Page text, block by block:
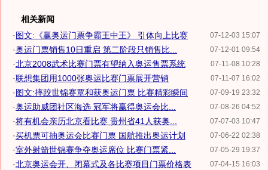
相关新闻
07-12-03 15:07
·图文:《赢奥运门票争霸王中王》 引体向上比赛
07-12-01 09:54
·奥运门票销售10日重启 第二阶段只销售比...
07-11-08 10:28
·北京2008武术比赛门票有望纳入奥运售票系统
07-11-07 16:02
·联想集团用1000张奥运比赛门票展开营销
07-09-19 23:32
·图文:摔跤世锦赛覃和获奥运门票 比赛精彩瞬间
07-08-26 04:52
·奥运助威团社区海选 冠军将赢得奥运会比...
07-07-03 10:47
·将有机会亲历北京看比赛 贵州省41人获奥...
07-06-22 02:38
·买机票可抽奥运会比赛门票 国航推出奥运计划
07-05-29 19:37
·室外射箭世锦赛争夺奥运席位 比赛门票紧...
07-04-15 16:03
·北京奥运会开、闭幕式及各比赛项目门票价格表